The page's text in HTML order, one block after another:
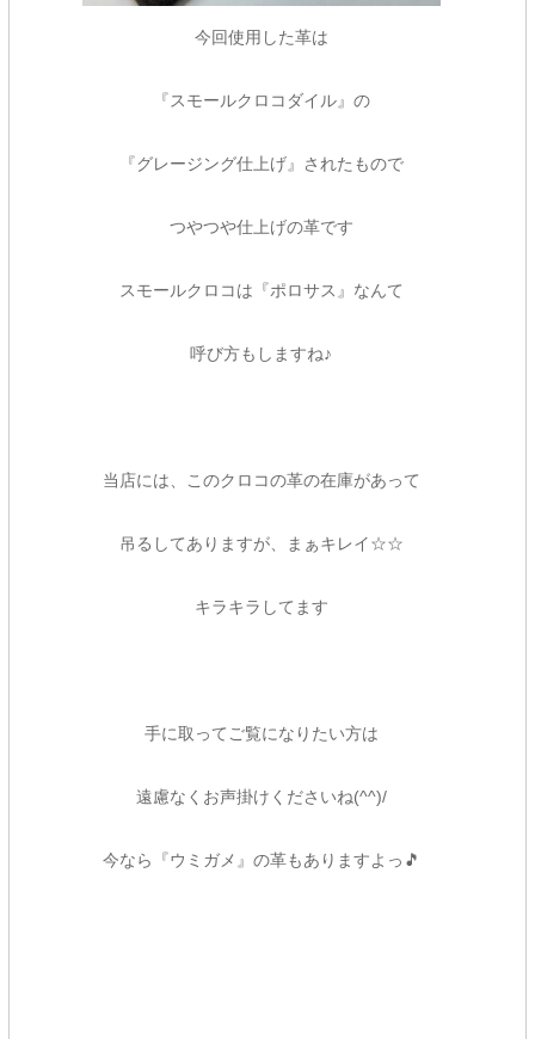
今回使用した革は
『スモールクロコダイル』の
『グレージング仕上げ』されたもので
つやつや仕上げの革です
スモールクロコは『ポロサス』なんて
呼び方もしますね♪
当店には、このクロコの革の在庫があって
吊るしてありますが、まぁキレイ☆☆
キラキラしてます
手に取ってご覧になりたい方は
遠慮なくお声掛けくださいね(^^)/
今なら『ウミガメ』の革もありますよっ🎵